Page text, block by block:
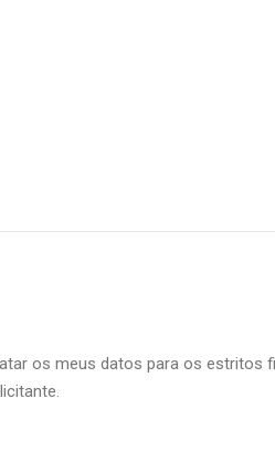
os meus datos para os estritos